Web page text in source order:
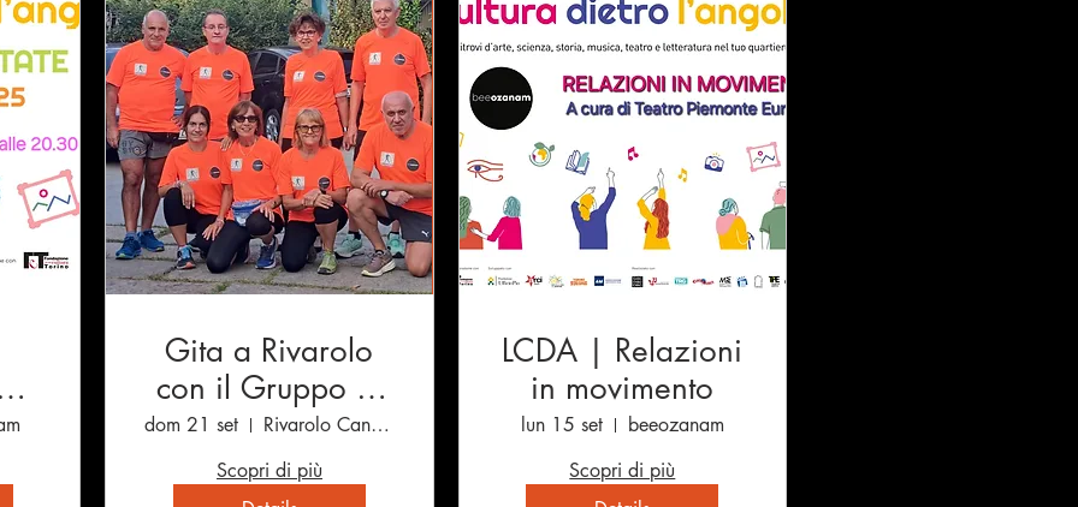
Gita a Rivarolo
con il Gruppo di
Cammino esteso
dom 21 set
Rivarolo Canavese
Scopri di più
LCDA | Relazioni
in movimento
lun 15 set
beeozanam
Scopri di più